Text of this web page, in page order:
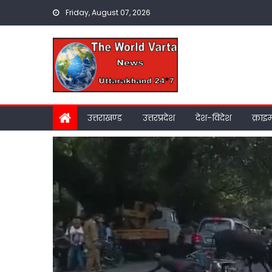
Friday, August 07, 2026
उत्तराखण्ड उत्तरप्रदेश देश-विदेश